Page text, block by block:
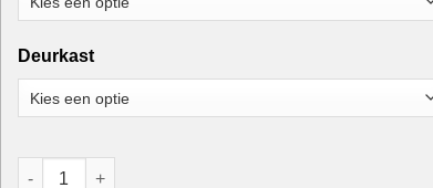
Deurkast
Thys Laminado Realwood Oak Plankendeur aantal